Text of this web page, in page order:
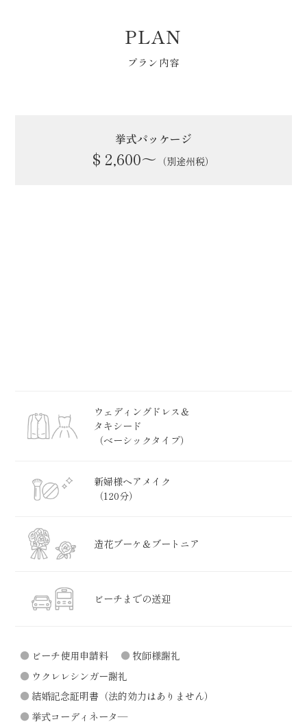
PLAN
プラン内容
挙式パッケージ
$ 2,600〜 （別途州税）
ウェディングドレス＆
タキシード
（ベーシックタイプ）
新婦様ヘアメイク
（120分）
造花ブーケ＆ブートニア
ビーチまでの送迎
ビーチ使用申請料
牧師様謝礼
ウクレレシンガー謝礼
結婚記念証明書（法的効力はありません）
挙式コーディネータ―